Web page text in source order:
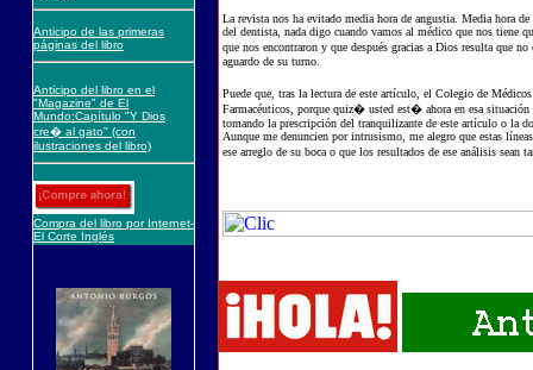
Anticipo de las primeras
páginas del libro
Anticipo del libro en el
"Magazine" de El
Mundo:Capítulo "Y Dios
cre� al gato" (con
ilustraciones del libro)
Compra del libro por Internet-
El Corte Inglés
La revista nos ha evitado media hora de angustia. Media hora
del dentista, nada digo cuando vamos al médico que nos tiene
que nos encontraron y que después gracias a Dios resulta que
aguardo de su turno.
Puede que, tras la lectura de este artículo, el Colegio de
Farmacéuticos, porque quiz� usted est� ahora en esa situación
tomando la prescripción del tranquilizante de este artículo o la
Aunque me denuncien por intrusismo, me alegro que estas
ese arreglo de su boca o que los resultados de ese análisis